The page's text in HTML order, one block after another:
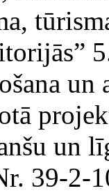
un
un
39-2-